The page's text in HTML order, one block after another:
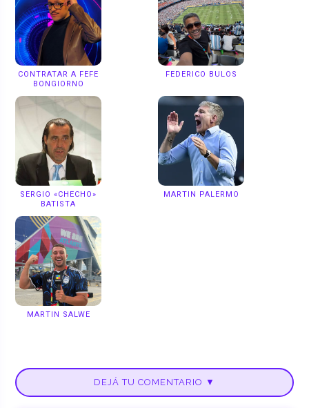
CONTRATAR A FEFE
BONGIORNO
FEDERICO BULOS
SERGIO «CHECHO»
BATISTA
MARTIN PALERMO
MARTIN SALWE
DEJÁ TU COMENTARIO ▼